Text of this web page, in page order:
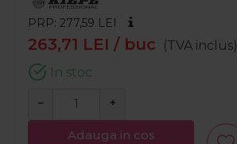
PRP: 277,59 LEI
263,71 LEI / buc
(TVA inclus)
In stoc
− +
Adauga in cos